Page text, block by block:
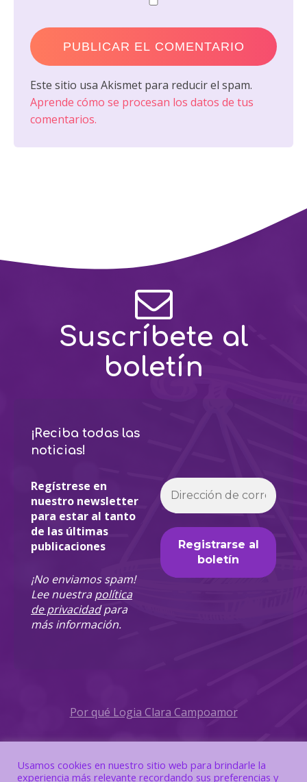
Este sitio usa Akismet para reducir el spam.
Aprende cómo se procesan los datos de tus
comentarios.
Suscríbete al
boletín
¡Reciba todas las
noticias!
Regístrese en
nuestro newsletter
para estar al tanto
de las últimas
publicaciones
¡No enviamos spam!
Lee nuestrapolítica
de privacidadpara
más información.
Por qué Logia Clara Campoamor
Política de Privacidad
Usamos cookies en nuestro sitio web para brindarle la
experiencia más relevante recordando sus preferencias y